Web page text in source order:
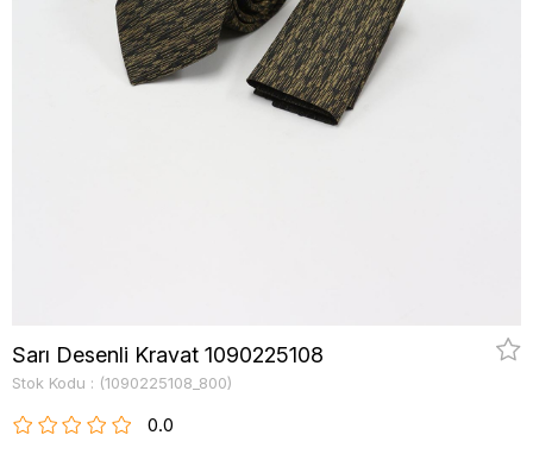
Sarı Desenli Kravat 1090225108
Stok Kodu (1090225108_800)
0.0